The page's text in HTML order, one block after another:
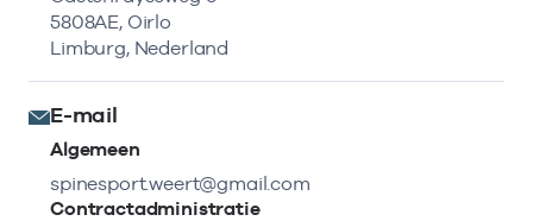
5808AE, Oirlo
Limburg, Nederland
E-mail
Algemeen
spinesport.weert@gmail.com
Contractadministratie